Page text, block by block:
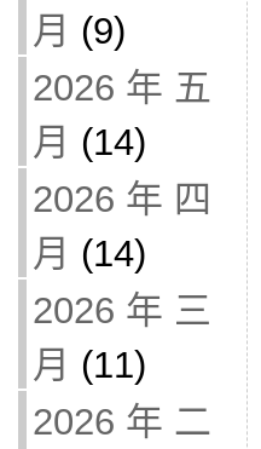
月 (9)
2026 年 五
月 (14)
2026 年 四
月 (14)
2026 年 三
月 (11)
2026 年 二